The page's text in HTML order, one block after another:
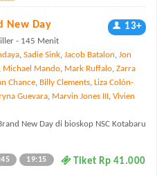
New Day 13+
- 145 Menit
, Sadie Sink, Jacob Batalon, Jon
, Michael Mando, Mark Ruffalo, Zarra
Chance, Billy Clements, Liza Colón-
Guevara, Marvin Jones III, Vivien
New Day di bioskop NSC Kotabaru
Tiket Rp 41.000
19:15